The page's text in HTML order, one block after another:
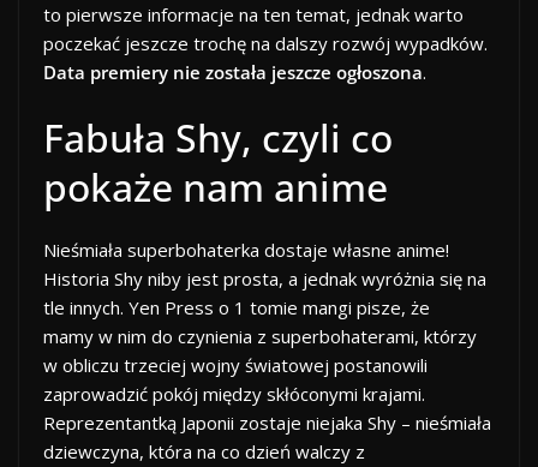
to pierwsze informacje na ten temat, jednak warto
poczekać jeszcze trochę na dalszy rozwój wypadków.
Data premiery nie została jeszcze ogłoszona.
Fabuła Shy, czyli co
pokaże nam anime
Nieśmiała superbohaterka dostaje własne anime!
Historia Shy niby jest prosta, a jednak wyróżnia się na
tle innych. Yen Press o 1 tomie mangi pisze, że
mamy w nim do czynienia z superbohaterami, którzy
w obliczu trzeciej wojny światowej postanowili
zaprowadzić pokój między skłóconymi krajami.
Reprezentantką Japonii zostaje niejaka Shy – nieśmiała
dziewczyna, która na co dzień walczy z